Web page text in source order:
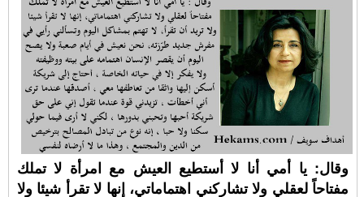
وقال: يا أمي أنا لا أستطيع العيش مع امرأة لا تملك
مفتاحاً لعقلي ولا تشاركني اهتماماتي، إنها لا تقرأ شيئا ولا